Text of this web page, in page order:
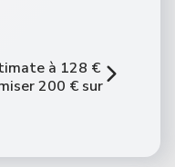
à 128 €
200 € sur